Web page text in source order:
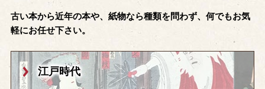
古い本から近年の本や、紙物なら種類を問わず、何でもお気
軽にお任せ下さい。
江戸時代